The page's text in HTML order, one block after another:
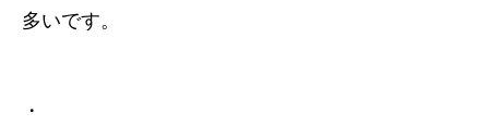
多いです。
・